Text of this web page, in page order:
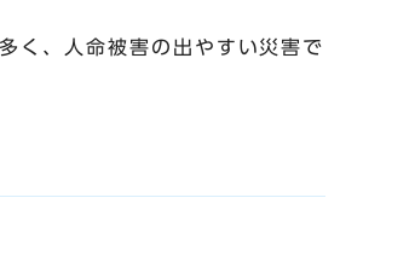
く、人命被害の出やすい災害で